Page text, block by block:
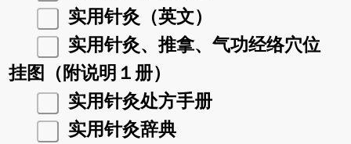
实用针灸（英文）
实用针灸、推拿、气功经络穴位
挂图（附说明１册）
实用针灸处方手册
实用针灸辞典